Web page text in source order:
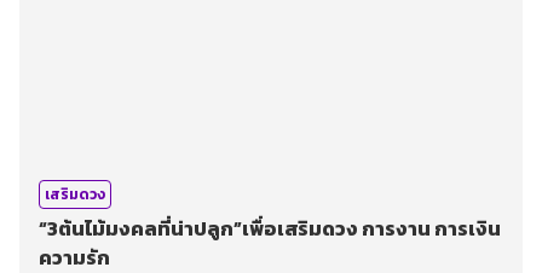
เสริมดวง
“3ต้นไม้มงคลที่น่าปลูก”เพื่อเสริมดวง การงาน การเงิน
ความรัก